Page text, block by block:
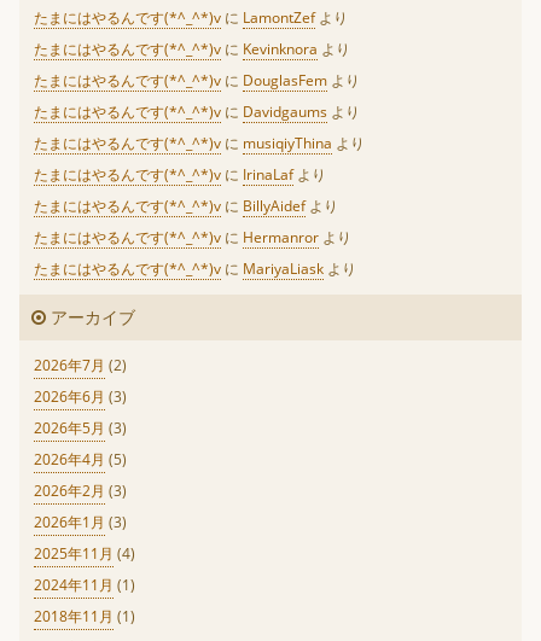
たまにはやるんです(*^_^*)v に LamontZefより
たまにはやるんです(*^_^*)v に Kevinknora より
たまにはやるんです(*^_^*)v に DouglasFem より
たまにはやるんです(*^_^*)v に Davidgaums より
たまにはやるんです(*^_^*)v に musiqiyThina より
たまにはやるんです(*^_^*)v に IrinaLafより
たまにはやるんです(*^_^*)v に BillyAidefより
たまにはやるんです(*^_^*)v に Hermanror より
たまにはやるんです(*^_^*)v に MariyaLiask より
アーカイブ
2026年7月 (2)
2026年6月 (3)
2026年5月 (3)
2026年4月 (5)
2026年2月 (3)
2026年1月 (3)
2025年11月 (4)
2024年11月 (1)
2018年11月 (1)